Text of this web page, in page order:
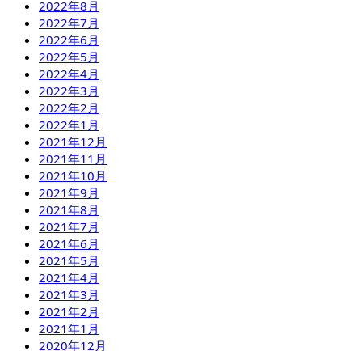
2022年8月
2022年7月
2022年6月
2022年5月
2022年4月
2022年3月
2022年2月
2022年1月
2021年12月
2021年11月
2021年10月
2021年9月
2021年8月
2021年7月
2021年6月
2021年5月
2021年4月
2021年3月
2021年2月
2021年1月
2020年12月